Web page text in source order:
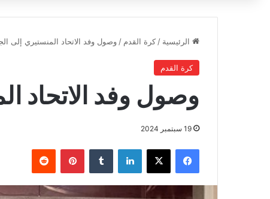
الرئيسية / كرة القدم / وصول وفد الاتحاد المنستيري إلى
كرة القدم
وصول وفد الاتحاد
19 سبتمبر 2024
فيسبوك ‫X لينكدإن بينتيريست